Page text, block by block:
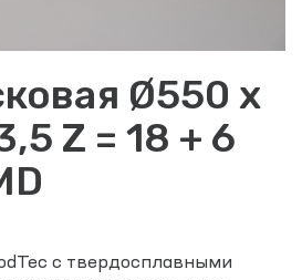
Ø550 x
Z = 18 + 6
с твердосплавными